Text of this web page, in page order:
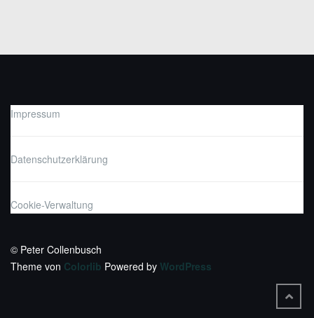
Impressum
Datenschutzerklärung
Cookie-Verwaltung
© Peter Collenbusch
Theme von Colorlib Powered by WordPress